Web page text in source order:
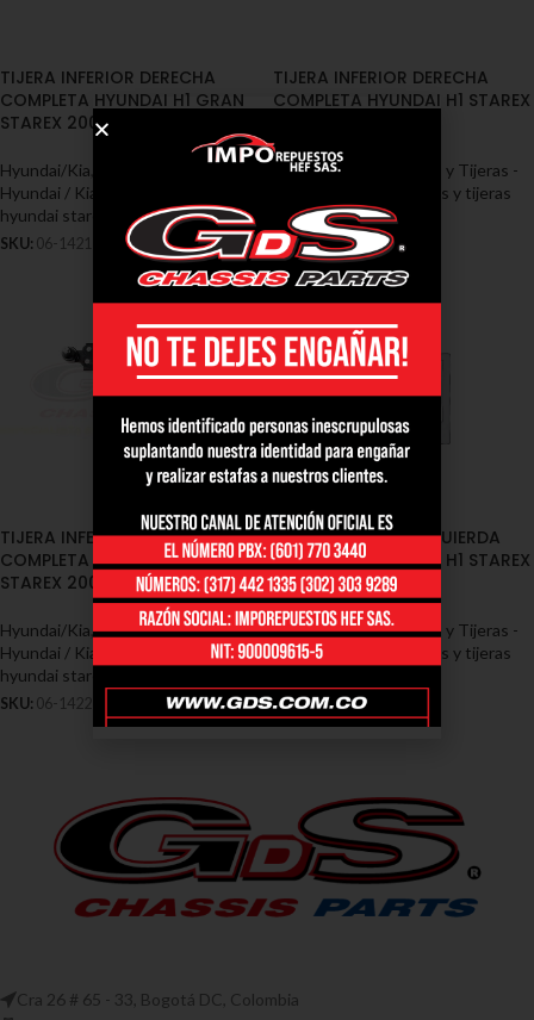
TIJERA INFERIOR DERECHA
COMPLETA HYUNDAI H1 GRAN
STAREX 2009/2013 (06-1421)
Hyundai/Kia
Tensores y Tijeras -
Hyundai / Kia
hyundai starex
SKU: 06-1421
TIJERA INFERIOR DERECHA
COMPLETA HYUNDAI H1 STAREX
Hyundai/Kia
Tensores y Tijeras -
Tensores y tijeras
hyundai starex
SKU:06-1419
TIJERA INFERIOR IZQUIERDA
COMPLETA HYUNDAI H1 GRAN
STAREX 2009/2013 (06-1422)
Hyundai/Kia,Tensores y Tijeras -
Hyundai / Kia
Tensores y tijeras
hyundai starex
SKU: 06-1422
TIJERA INFERIOR IZQUIERDA
COMPLETA HYUNDAI H1 STAREX
2007/2008
Hyundai/Kia,Tensores y Tijeras -
Hyundai / Kia
Tensores y tijeras
SKU:06-1420
Cra 26 # 65 - 33, Bogotá DC, Colombia